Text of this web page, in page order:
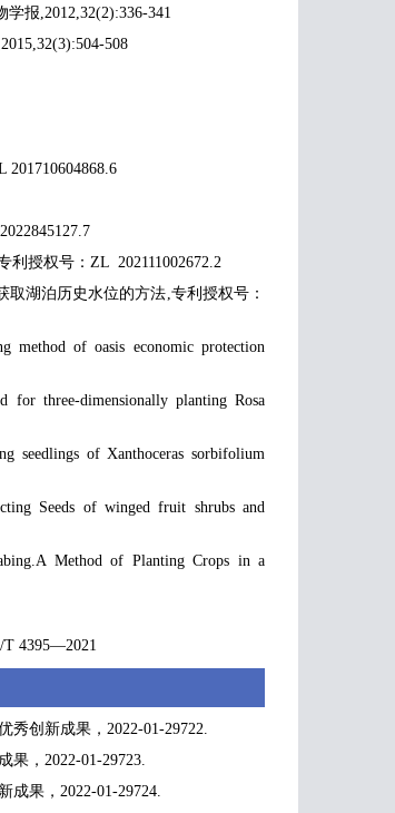
报,2012,32(2):336-341
508
授权号：ZL 202111002672.2
湖泊历史水位的方法,专利授权号：
method of oasis economic protection
for three-dimensionally planting Rosa
seedlings of Xanthoceras sorbifolium
Seeds of winged fruit shrubs and
Method of Planting Crops in a
4395—2021
创新成果，2022-01-29722.
果，2022-01-29723.
成果，2022-01-29724.